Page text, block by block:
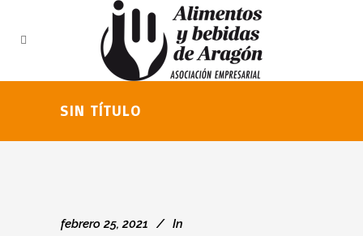
SIN TÍTULO
febrero 25, 2021 In